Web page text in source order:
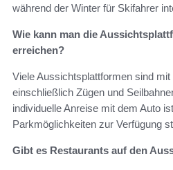
während der Winter für Skifahrer
Wie kann man die
erreichen?
Viele Aussichtsplattformen sind
einschließlich Zügen und
individuelle Anreise mit dem Auto
Parkmöglichkeiten zur Verfügung
Gibt es Restaurants auf den